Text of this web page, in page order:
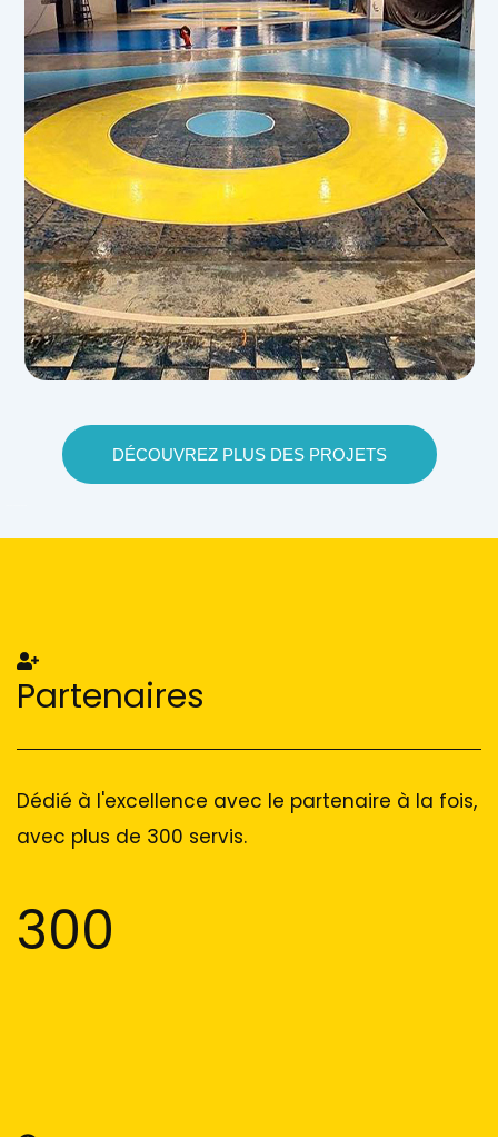
DÉCOUVREZ PLUS DES PROJETS
Partenaires
Dédié à l'excellence avec le partenaire à la fois,
avec plus de 300 servis.
300